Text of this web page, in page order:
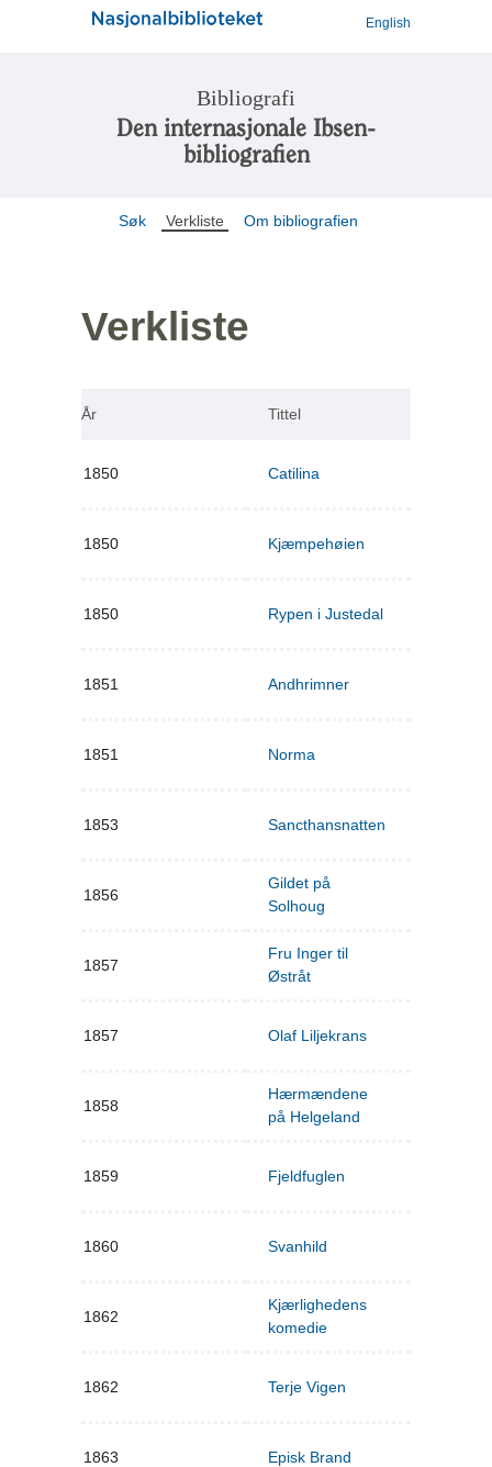
English
Bibliografi
Den internasjonale Ibsen-
bibliografien
Søk Verkliste Om bibliografien
Verkliste
År Tittel
1850 Catilina
1850 Kjæmpehøien
1850 Rypen i Justedal
1851 Andhrimner
1851 Norma
1853 Sancthansnatten
1856
Gildet på
Solhoug
1857
Fru Inger til
Østråt
1857 Olaf Liljekrans
1858
Hærmændene
på Helgeland
1859 Fjeldfuglen
1860 Svanhild
1862
Kjærlighedens
komedie
1862 Terje Vigen
1863 Episk Brand